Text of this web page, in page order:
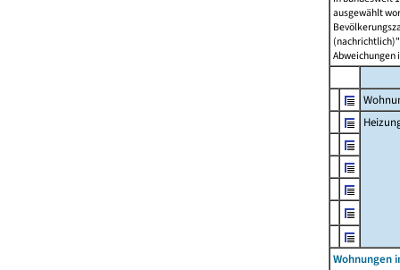
ausgewählt
Abweichungen
Wohnungen